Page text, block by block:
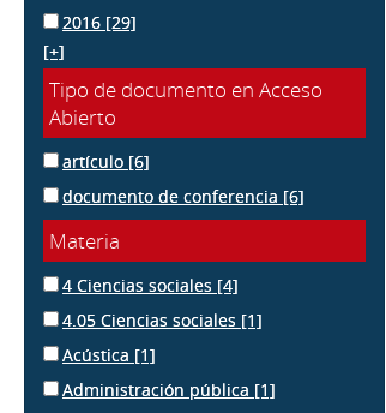
2016 [29]
[+]
Tipo de documento en Acceso
Abierto
artículo [6]
documento de conferencia [6]
Materia
4 Ciencias sociales [4]
4.05 Ciencias sociales [1]
Acústica [1]
Administración pública [1]